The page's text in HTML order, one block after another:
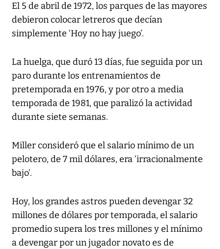
El 5 de abril de 1972, los parques de las mayores
debieron colocar letreros que decían
simplemente ‘Hoy no hay juego’.
La huelga, que duró 13 días, fue seguida por un
paro durante los entrenamientos de
pretemporada en 1976, y por otro a media
temporada de 1981, que paralizó la actividad
durante siete semanas.
Miller consideró que el salario mínimo de un
pelotero, de 7 mil dólares, era ‘irracionalmente
bajo’.
Hoy, los grandes astros pueden devengar 32
millones de dólares por temporada, el salario
promedio supera los tres millones y el mínimo
a devengar por un jugador novato es de